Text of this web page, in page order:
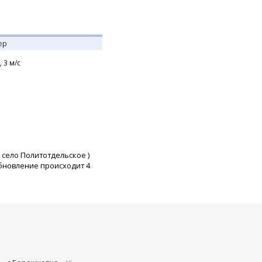
3 м/с
село Политотдельское )
происходит 4